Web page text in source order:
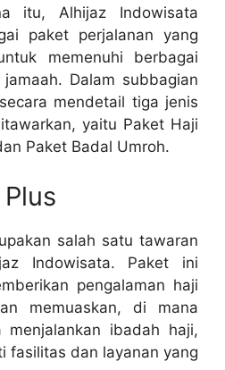
itu, Alhijaz Indowisata
paket perjalanan yang
memenuhi berbagai
Dalam subbagian
mendetail tiga jenis
yaitu Paket Haji
Paket Badal Umroh.
salah satu tawaran
Indowisata. Paket ini
pengalaman haji
memuaskan, di mana
menjalankan ibadah haji,
fasilitas dan layanan yang